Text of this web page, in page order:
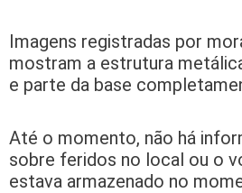
Imagens registradas por
mostram a estrutura
e parte da base
Até o momento, não há
sobre feridos no local ou o
estava armazenado no